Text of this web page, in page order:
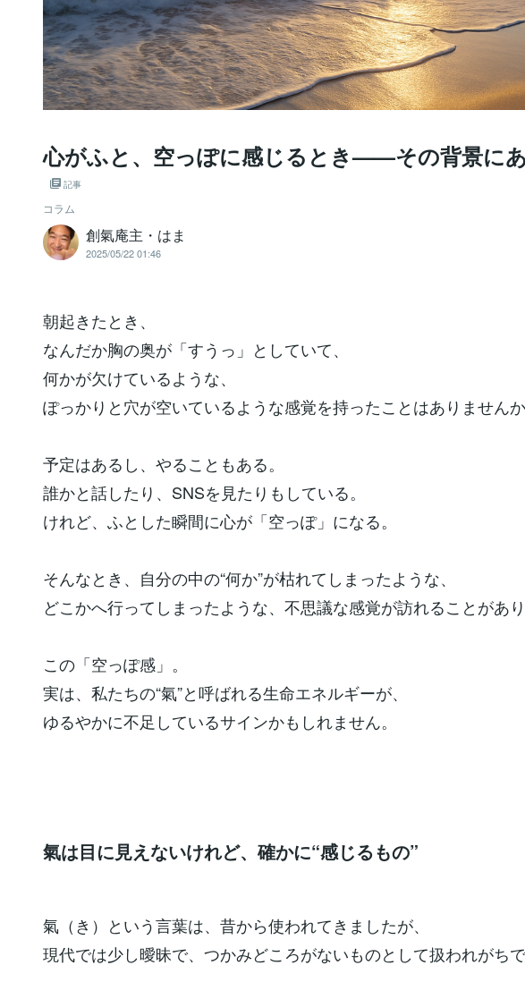
心がふと、空っぽに感じるとき——その背景に
記事
コラム
創氣庵主・はま
2025/05/22 01:46
朝起きたとき、
なんだか胸の奥が「すうっ」としていて、
何かが欠けているような、
ぽっかりと穴が空いているような感覚を持ったことはありません
予定はあるし、やることもある。
誰かと話したり、SNSを見たりもしている。
けれど、ふとした瞬間に心が「空っぽ」になる。
そんなとき、自分の中の“何か”が枯れてしまったような、
どこかへ行ってしまったような、不思議な感覚が訪れることがあ
この「空っぽ感」。
実は、私たちの“氣”と呼ばれる生命エネルギーが、
ゆるやかに不足しているサインかもしれません。
氣は目に見えないけれど、確かに“感じるもの”
氣（き）という言葉は、昔から使われてきましたが、
現代では少し曖昧で、つかみどころがないものとして扱われがち